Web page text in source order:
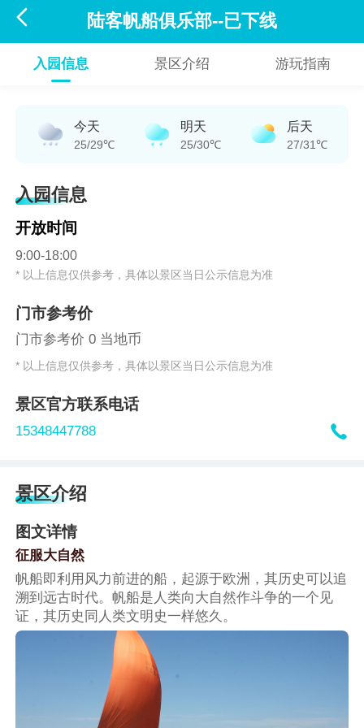
 陆客帆船俱乐部--已下线
入园信息 景区介绍 游玩指南
今天
25/29℃
明天
25/30℃
后天
27/31℃
入园信息
开放时间
9:00-18:00
* 以上信息仅供参考，具体以景区当日公示信息为准
门市参考价
门市参考价 0 当地币
* 以上信息仅供参考，具体以景区当日公示信息为准
景区官方联系电话
15348447788 
景区介绍
图文详情
征服大自然
帆船即利用风力前进的船，起源于欧洲，其历史可以追
溯到远古时代。帆船是人类向大自然作斗争的一个见
证，其历史同人类文明史一样悠久。